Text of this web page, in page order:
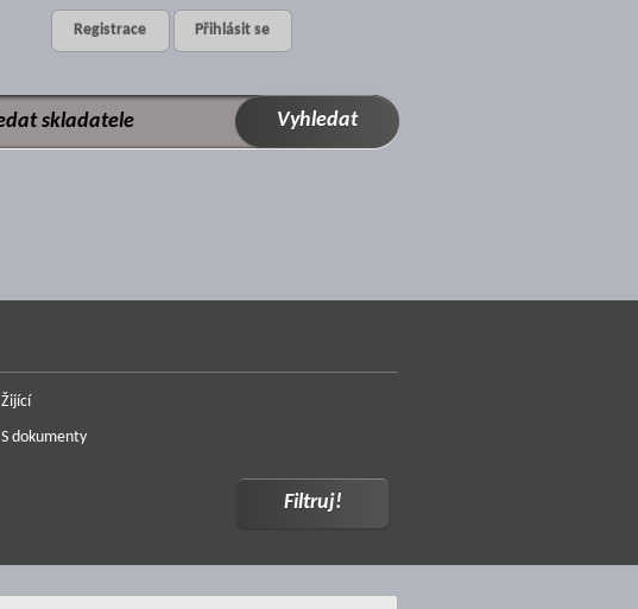
Registrace Přihlásit se
Žijící
S dokumenty